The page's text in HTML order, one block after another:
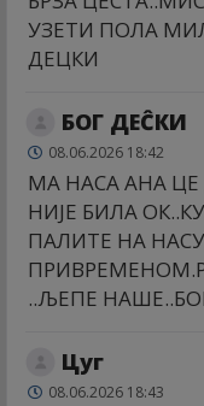
УЗЕТИ ПОЛА
ДЕЦКИ
БОГ ДЕĈКИ
08.06.2026 18:42
МА НАСА АНА
НИЈЕ БИЛА
ПАЛИТЕ НА
..ЉЕПЕ
Цуг
08.06.2026 18:43